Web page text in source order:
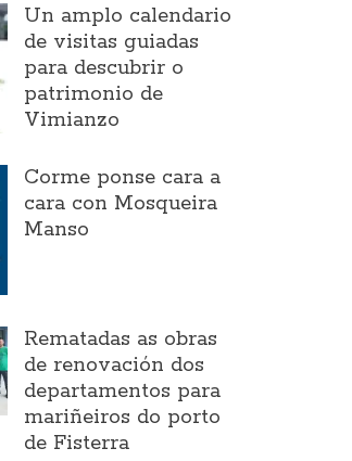
Un amplo calendario
de visitas guiadas
para descubrir o
patrimonio de
Vimianzo
Corme ponse cara a
cara con Mosqueira
Manso
Rematadas as obras
de renovación dos
departamentos para
mariñeiros do porto
de Fisterra